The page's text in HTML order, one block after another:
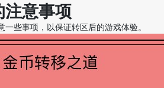
注意事项
些事项，以保证转区后的游戏体验。